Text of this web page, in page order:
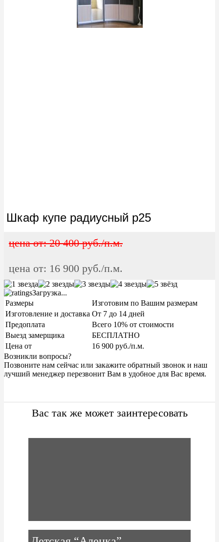
шкаф купе радиусный р25
цена от: 20 400 руб./п.м.
цена от: 16 900 руб./п.м.
Загрузка...
Размеры
Изготовим по Вашим размерам
Изготовление и доставка От 7 до 14 дней
Предоплата
Всего 10% от стоимости
Выезд замерщика
БЕСПЛАТНО
Цена от
16 900 руб./п.м.
Возникли вопросы?
Позвоните нам сейчас или закажите обратный звонок и наш
лучший менеджер перезвонит Вам в удобное для Вас время.
вас так же может заинтересовать